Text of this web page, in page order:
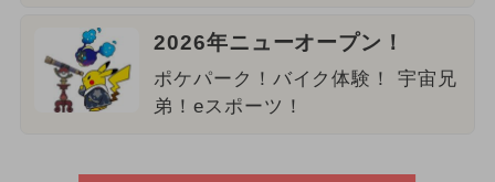
2026年ニューオープン！
ポケパーク！バイク体験！ 宇宙兄
弟！eスポーツ！